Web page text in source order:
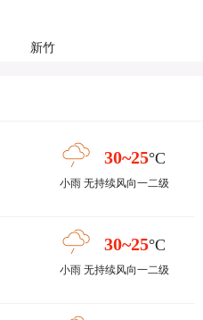
新竹
30~25°C
小雨 无持续风向一二级
30~25°C
小雨 无持续风向一二级